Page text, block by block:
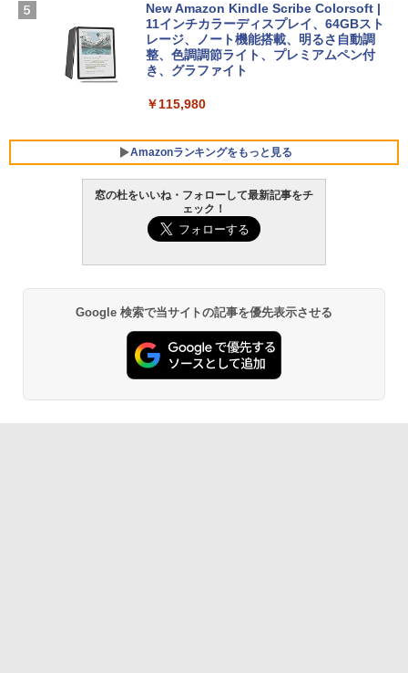
FMV ノートパソコン WE1-K3 (MS 365 P
ersonal/Copilotキー搭載/Win 11/15.6型/
Core i5/16GB/SSD 512GB/ホワイト) FM
VWK3E15W_AZ
￥3,600
New Amazon Kindle Scribe Colorsoft |
11インチカラーディスプレイ、64GBスト
レージ、ノート機能搭載、明るさ自動調
整、色調調節ライト、プレミアムペン付
き、グラファイト
￥115,980
Amazonランキングをもっと見る
窓の杜をいいね・フォローして最新記事をチ
ェック！
Google 検索で当サイトの記事を優先表示させる